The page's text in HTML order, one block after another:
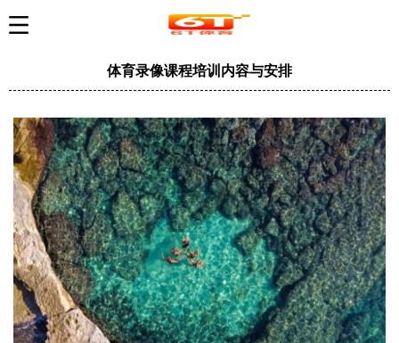
体育录像课程培训内容与安排